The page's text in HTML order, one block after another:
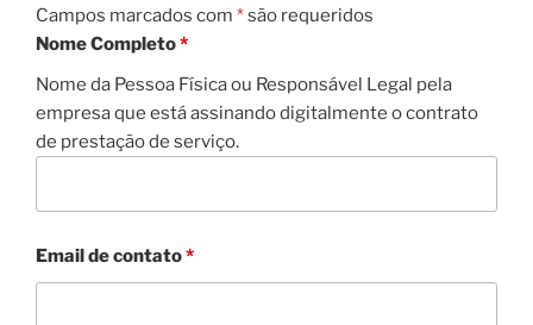
Campos marcados com *são requeridos
Nome Completo*
Nome da Pessoa Física ou Responsável Legal pela
empresa que está assinando digitalmente o contrato
de prestação de serviço.
Email de contato*